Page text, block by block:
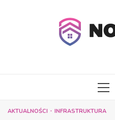
AKTUALNOŚCI INFRASTRUKTURA